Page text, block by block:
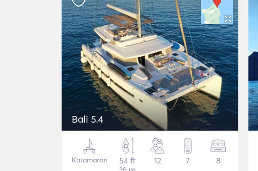
Bali 5.4
Katamaran
54 ft
12 7 8